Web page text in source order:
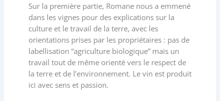
Sur la première partie, Romane nous a emmené
dans les vignes pour des explications sur la
culture et le travail de la terre, avec les
orientations prises par les propriétaires : pas de
labellisation “agriculture biologique” mais un
travail tout de même orienté vers le respect de
la terre et de l’environnement. Le vin est produit
ici avec sens et passion.